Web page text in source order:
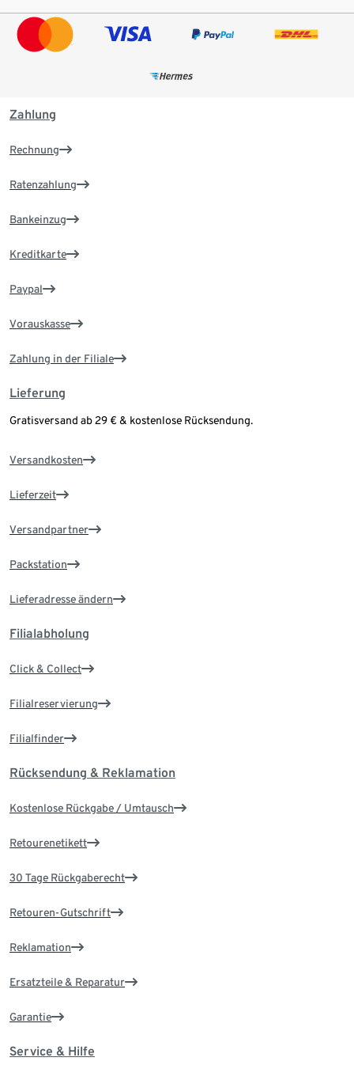
Zahlung
Rechnung
Ratenzahlung
Bankeinzug
Kreditkarte
Paypal
Vorauskasse
Zahlung in der Filiale
Lieferung
Gratisversand ab 29 € & kostenlose Rücksendung.
Versandkosten
Lieferzeit
Versandpartner
Packstation
Lieferadresse ändern
Filialabholung
Click & Collect
Filialreservierung
Filialfinder
Rücksendung & Reklamation
Kostenlose Rückgabe / Umtausch
Retourenetikett
30 Tage Rückgaberecht
Retouren-Gutschrift
Reklamation
Ersatzteile & Reparatur
Garantie
Service & Hilfe